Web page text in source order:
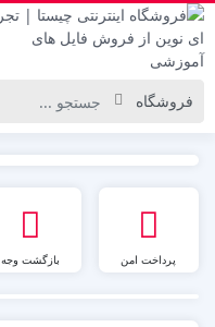
پرداخت امن بازگشت وجه